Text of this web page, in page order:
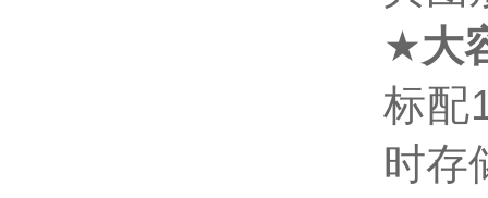
★大
标配
时存